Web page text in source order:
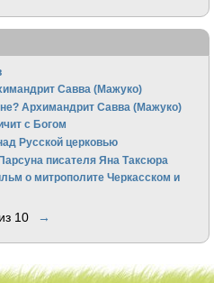
Савва (Мажуко)
Архимандрит Савва (Мажуко)
с Богом
Русской церковью
писателя Яна Таксюра
о митрополите Черкасском и
10 →